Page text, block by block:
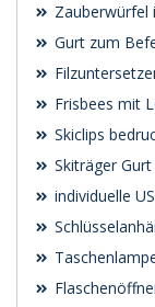
Zauberwürfel
Gurt zum
Frisbees mit
Skiclips
Skiträger
individuelle